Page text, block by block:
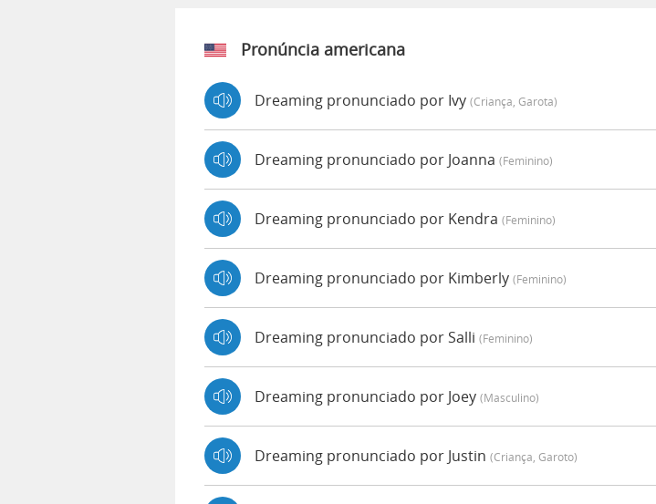
Pronúncia americana
Dreaming pronunciado por Ivy (criança, Garota)
Dreaming pronunciado por Joanna (feminino)
Dreaming pronunciado por Kendra (feminino)
Dreaming pronunciado por Kimberly (feminino)
Dreaming pronunciado por Salli (feminino)
Dreaming pronunciado por Joey (masculino)
Dreaming pronunciado por Justin (criança, Garoto)